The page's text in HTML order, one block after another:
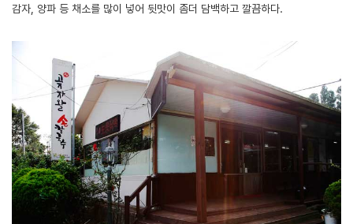
감자, 양파 등 채소를 많이 넣어 뒷맛이 좀더 담백하고 깔끔하다.